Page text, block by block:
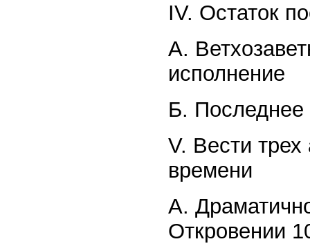
IV. Остаток
А.
исполнение
Б.
V. Вести трех
времени
A.
Откровении